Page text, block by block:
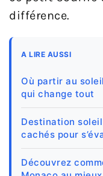
différence.
A LIRE AUSSI
Où partir au
qui change tout
Destination
cachés pour
Découvrez